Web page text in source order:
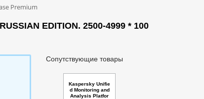
Premium
EDITION. 2500-4999 * 100
Сопутствующие товары
Kaspersky Unifie
d Monitoring and
Analysis Platfor